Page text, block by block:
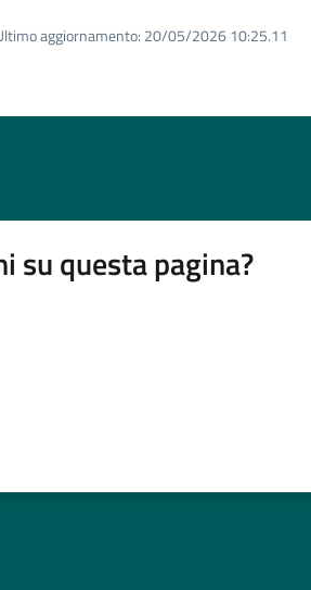
aggiornamento: 20/05/2026 10:25.11
su questa pagina?